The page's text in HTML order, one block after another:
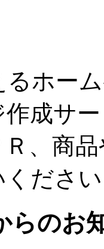
るホー
成サ
、商
くださ
らのお